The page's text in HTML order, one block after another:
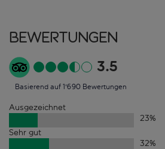
Bewertungen
3.5
Basierend auf 1'690 Bewertungen
Ausgezeichnet
23%
Sehr gut
32%